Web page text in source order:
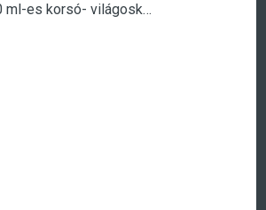
Szublimálható 470 ml-es korsó- világoskék aljú